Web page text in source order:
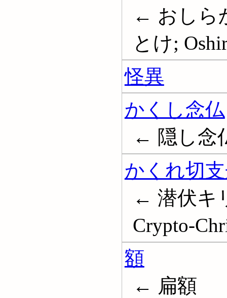
← おしら
とけ;
怪異
かくし念仏
← 隠し念
かくれ切
← 潜伏キ
Crypto-
額
← 扁額